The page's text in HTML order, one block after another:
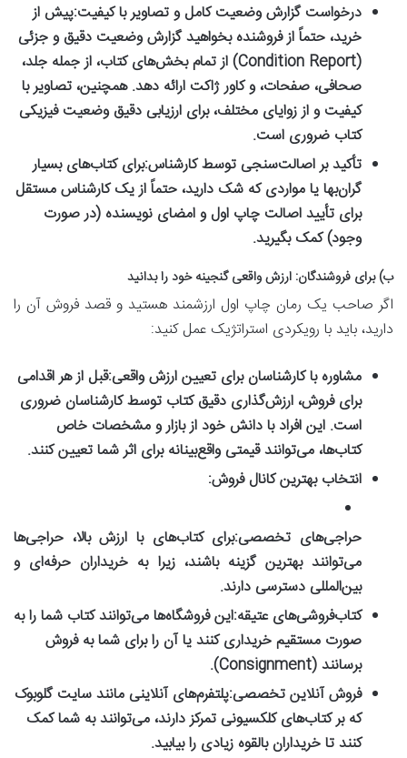
درخواست گزارش وضعیت کامل و تصاویر با کیفیت:پیش از
خرید، حتماً از فروشنده بخواهید گزارش وضعیت دقیق و جزئی
(Condition Report) از تمام بخش‌های کتاب، از جمله جلد،
صحافی، صفحات، و کاور ژاکت ارائه دهد. همچنین، تصاویر با
کیفیت و از زوایای مختلف، برای ارزیابی دقیق وضعیت فیزیکی
کتاب ضروری است.
تأکید بر اصالت‌سنجی توسط کارشناس:برای کتاب‌های بسیار
گران‌بها یا مواردی که شک دارید، حتماً از یک کارشناس مستقل
برای تأیید اصالت چاپ اول و امضای نویسنده (در صورت
وجود) کمک بگیرید.
ب) برای فروشندگان: ارزش واقعی گنجینه خود را بدانید
اگر صاحب یک رمان چاپ اول ارزشمند هستید و قصد فروش آن را
دارید، باید با رویکردی استراتژیک عمل کنید:
مشاوره با کارشناسان برای تعیین ارزش واقعی:قبل از هر اقدامی
برای فروش، ارزش‌گذاری دقیق کتاب توسط کارشناسان ضروری
است. این افراد با دانش خود از بازار و مشخصات خاص
کتاب‌ها، می‌توانند قیمتی واقع‌بینانه برای اثر شما تعیین کنند.
انتخاب بهترین کانال فروش:
حراجی‌های تخصصی:برای کتاب‌های با ارزش بالا، حراجی‌ها
می‌توانند بهترین گزینه باشند، زیرا به خریداران حرفه‌ای و
بین‌المللی دسترسی دارند.
کتاب‌فروشی‌های عتیقه:این فروشگاه‌ها می‌توانند کتاب شما را به
صورت مستقیم خریداری کنند یا آن را برای شما به فروش
برسانند (Consignment).
فروش آنلاین تخصصی:پلتفرم‌های آنلاینی مانند سایت گلوبوک
که بر کتاب‌های کلکسیونی تمرکز دارند، می‌توانند به شما کمک
کنند تا خریداران بالقوه زیادی را بیابید.